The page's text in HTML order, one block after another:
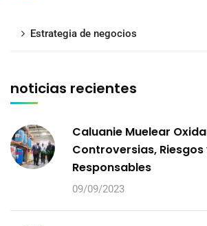
Estrategia de negocios
noticias recientes
Caluanie Muelear
Controversias,
Responsables
09/09/2023